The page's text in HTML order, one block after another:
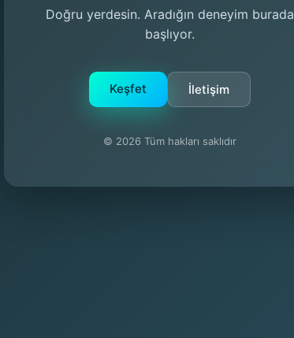
Doğru yerdesin. Aradığın deneyim burada
başlıyor.
Keşfet İletişim
© 2026 Tüm hakları saklıdır